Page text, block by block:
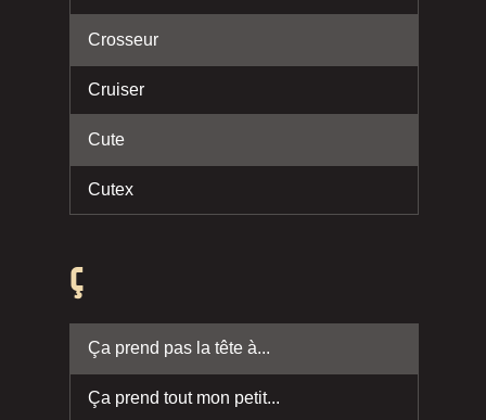
Crosseur
Cruiser
Cute
Cutex
Ç
Ça prend pas la tête à...
Ça prend tout mon petit...